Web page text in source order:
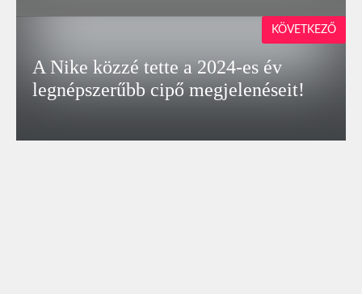
A Nike közzé tette a 2024-es év
legnépszerűbb cipő megjelenéseit!
KÖVETKEZŐ